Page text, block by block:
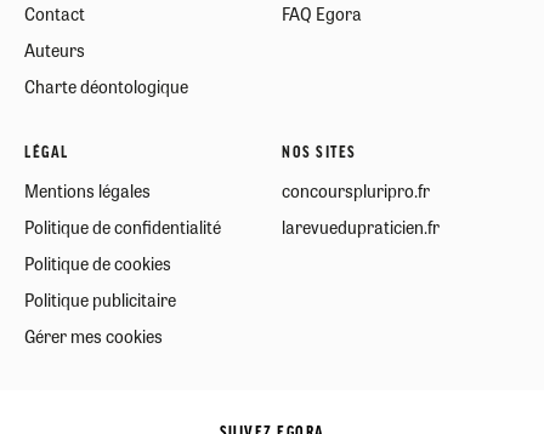
Contact
Auteurs
Charte déontologique
FAQ Egora
LÉGAL
Mentions légales
Politique de confidentialité
Politique de cookies
Politique publicitaire
Gérer mes cookies
NOS SITES
concourspluripro.fr
larevuedupraticien.fr